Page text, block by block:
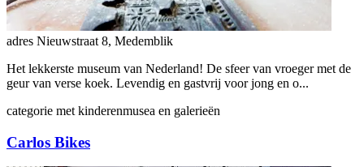
adres Nieuwstraat 8, Medemblik
Het lekkerste museum van Nederland! De sfeer van vroeger met de
geur van verse koek. Levendig en gastvrij voor jong en o...
categorie met kinderenmusea en galerieën
Carlos Bikes